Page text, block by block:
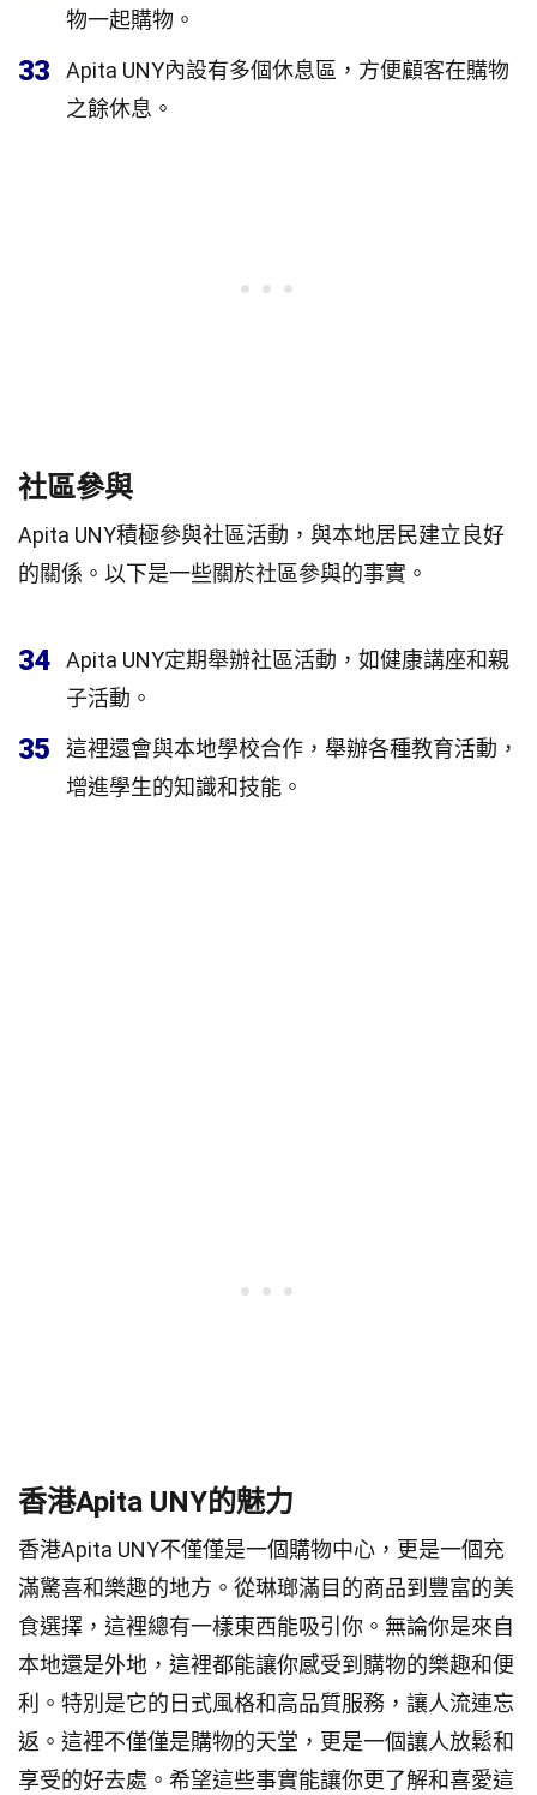
物一起購物。
33
Apita UNY內設有多個休息區，方便顧客在購物
之餘休息。
社區參與
Apita UNY積極參與社區活動，與本地居民建立良好
的關係。以下是一些關於社區參與的事實。
34
Apita UNY定期舉辦社區活動，如健康講座和親
子活動。
35
這裡還會與本地學校合作，舉辦各種教育活動，
增進學生的知識和技能。
香港Apita UNY的魅力
香港Apita UNY不僅僅是一個購物中心，更是一個充
滿驚喜和樂趣的地方。從琳瑯滿目的商品到豐富的美
食選擇，這裡總有一樣東西能吸引你。無論你是來自
本地還是外地，這裡都能讓你感受到購物的樂趣和便
利。特別是它的日式風格和高品質服務，讓人流連忘
返。這裡不僅僅是購物的天堂，更是一個讓人放鬆和
享受的好去處。希望這些事實能讓你更了解和喜愛這